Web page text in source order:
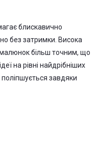
блискавично
без затримки. Висока
малюнок більш точним, що
на рівні найдрібніших
завдяки